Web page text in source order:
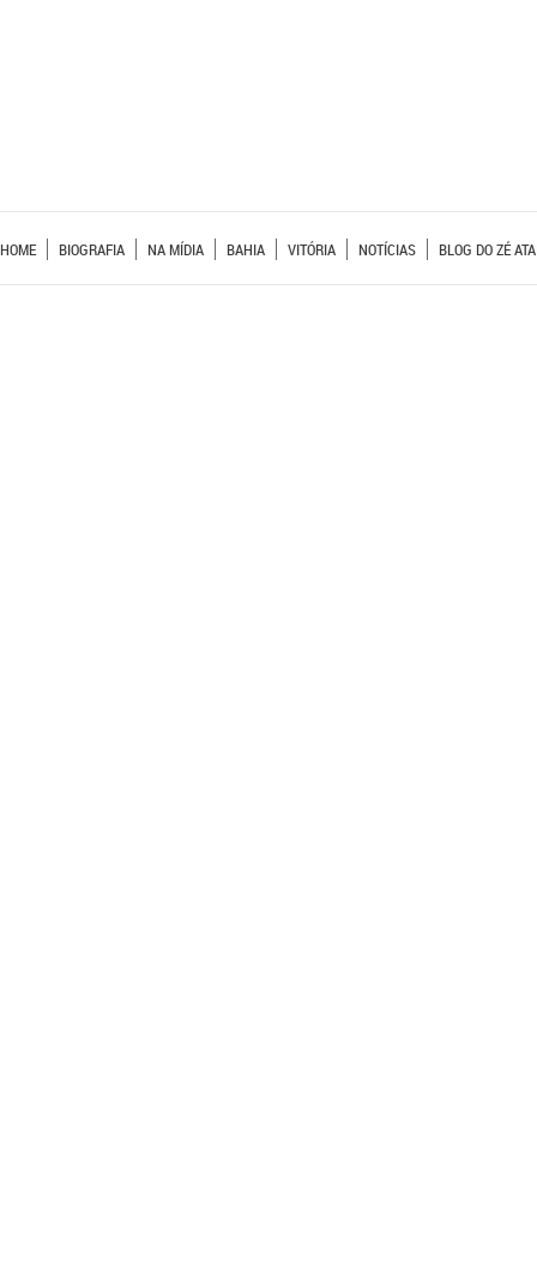
HOME BIOGRAFIA NA MÍDIA BAHIA VITÓRIA NOTÍCIAS BLOG DO ZÉ